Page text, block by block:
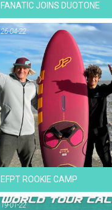
FANATIC JOINS DUOTONE
EFPT ROOKIE CAMP
26-04-22
19-01-22